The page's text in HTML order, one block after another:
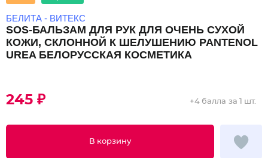
БЕЛИТА - ВИТЕКС
SOS-БАЛЬЗАМ ДЛЯ РУК ДЛЯ ОЧЕНЬ СУХОЙ
КОЖИ, СКЛОННОЙ К ШЕЛУШЕНИЮ PANTENOL
UREA БЕЛОРУССКАЯ КОСМЕТИКА
245 ₽
В корзину
+4 балла за 1 шт.